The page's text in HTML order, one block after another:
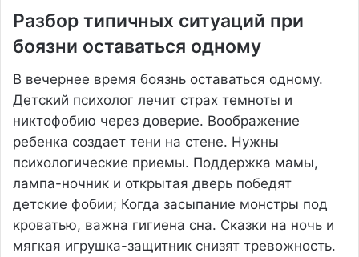
Разбор типичных ситуаций при
боязни оставаться одному
В вечернее время боязнь оставаться одному.
Детский психолог лечит страх темноты и
никтофобию через доверие. Воображение
ребенка создает тени на стене. Нужны
психологические приемы. Поддержка мамы,
лампа-ночник и открытая дверь победят
детские фобии; Когда засыпание монстры под
кроватью, важна гигиена сна. Сказки на ночь и
мягкая игрушка-защитник снизят тревожность.